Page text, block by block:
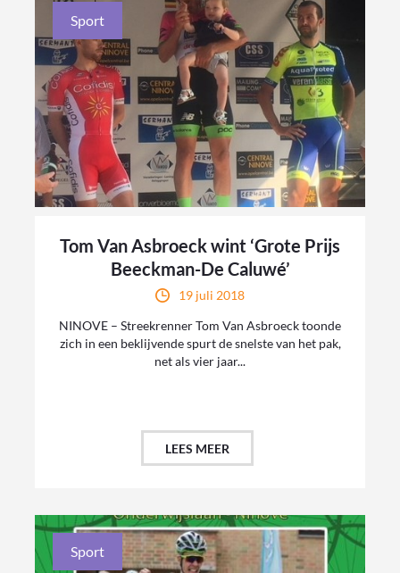
Sport
Tom Van Asbroeck wint ‘Grote Prijs
Beeckman-De Caluwé’
19 juli 2018
NINOVE – Streekrenner Tom Van Asbroeck toonde
zich in een beklijvende spurt de snelste van het pak,
net als vier jaar...
LEES MEER
Sport